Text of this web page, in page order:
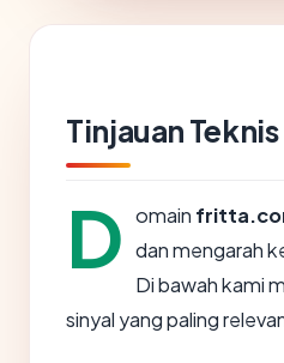
Tinjauan Teknis
D omain
dan mengarah
Di bawah kami
sinyal yang paling